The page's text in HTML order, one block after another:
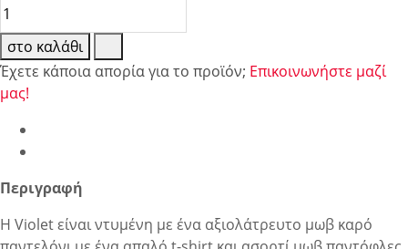
στο καλάθι
Έχετε κάποια απορία για το προϊόν; Επικοινωνήστε μαζί
μας!
Περιγραφή
Η Violet είναι ντυμένη με ένα αξιολάτρευτο μωβ καρό